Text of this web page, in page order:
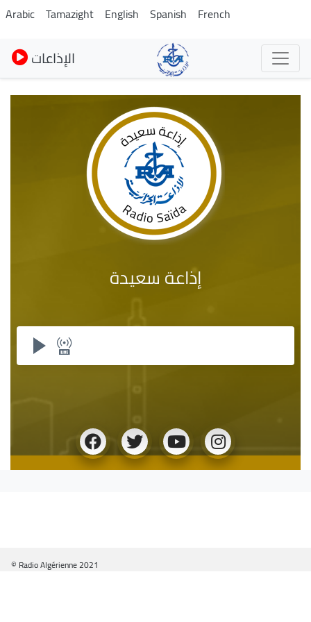
Skip
to
main
content
Arabic Tamazight English Spanish French
الإذاعات
إذاعة سعيدة
© Radio Algérienne 2021